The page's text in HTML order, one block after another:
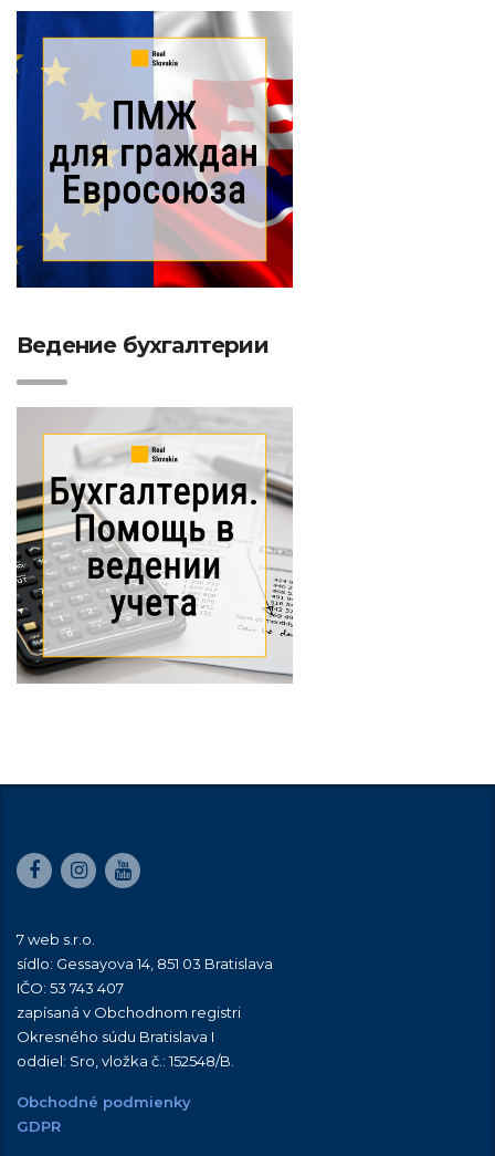
Ведение бухгалтерии
7 web s.r.o.
sídlo: Gessayova 14, 851 03 Bratislava
IČO: 53 743 407
zapísaná v Obchodnom registri
Okresného súdu Bratislava I
oddiel: Sro, vložka č.:152548/B
Obchodné podmienky
GDPR